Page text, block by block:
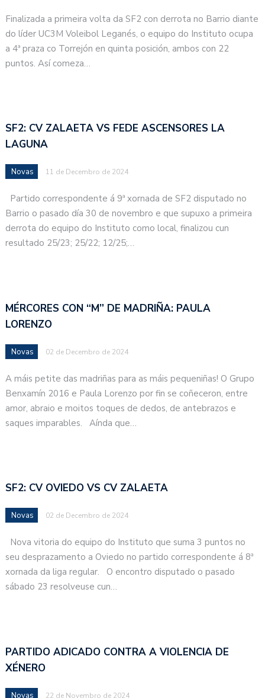
Finalizada a primeira volta da SF2 con derrota no Barrio diante
do líder UC3M Voleibol Leganés, o equipo do Instituto ocupa
a 4ª praza co Torrejón en quinta posición, ambos con 22
puntos. Así comeza…
SF2: CV ZALAETA VS FEDE ASCENSORES LA
LAGUNA
Novas 11 de Decembro de 2024
Partido correspondente á 9ª xornada de SF2 disputado no
Barrio o pasado día 30 de novembro e que supuxo a primeira
derrota do equipo do Instituto como local, finalizou cun
resultado 25/23; 25/22; 12/25;…
MÉRCORES CON “M” DE MADRIÑA: PAULA
LORENZO
Novas 02 de Decembro de 2024
A máis petite das madriñas para as máis pequeniñas! O Grupo
Benxamín 2016 e Paula Lorenzo por fin se coñeceron, entre
amor, abraio e moitos toques de dedos, de antebrazos e
saques imparables. Aínda que…
SF2: CV OVIEDO VS CV ZALAETA
Novas 02 de Decembro de 2024
Nova vitoria do equipo do Instituto que suma 3 puntos no
seu desprazamento a Oviedo no partido correspondente á 8ª
xornada da liga regular. O encontro disputado o pasado
sábado 23 resolveuse cun…
PARTIDO ADICADO CONTRA A VIOLENCIA DE
XÉNERO
Novas 22 de Novembro de 2024